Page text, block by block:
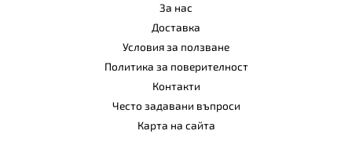
За нас
Доставка
Условия за ползване
Политика за поверителност
Контакти
Често задавани въпроси
Карта на сайта